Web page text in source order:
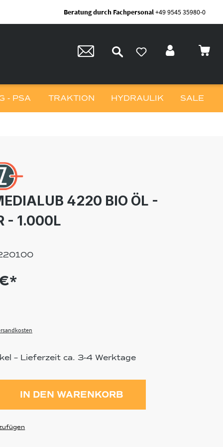
Beratung durch Fachpersonal+49 9545 35980-0
- PSA TRAKTION HYDRAULIK SALE
4220 BIO ÖL -
- 1.000L
– Lieferzeit ca. 3-4 Werktage
Gib den gewünschten Wert
IN DEN WARENKORB